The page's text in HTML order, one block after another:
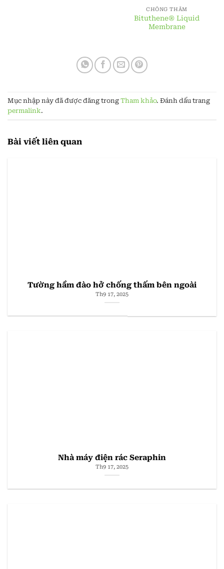
CHỐNG THẤM
Bituthene® Liquid
Membrane
Mục nhập này đã được đăng trong Tham khảo. Đánh dấu trang
permalink.
Bài viết liên quan
Tường hầm đào hở chống thấm bên ngoài
Th9 17, 2025
Nhà máy điện rác Seraphin
Th9 17, 2025